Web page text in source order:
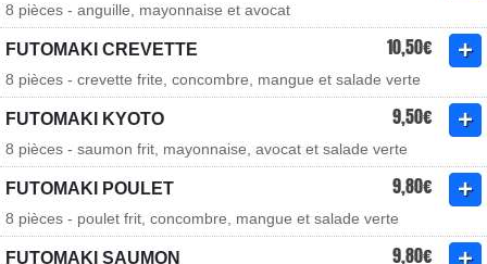
8 pièces - anguille, mayonnaise et avocat
FUTOMAKI CREVETTE 10,50€
8 pièces - crevette frite, concombre, mangue et salade verte
FUTOMAKI KYOTO 9,50€
8 pièces - saumon frit, mayonnaise, avocat et salade verte
FUTOMAKI POULET 9,80€
8 pièces - poulet frit, concombre, mangue et salade verte
FUTOMAKI SAUMON 9,80€